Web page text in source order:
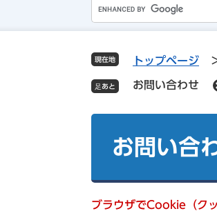
o
g
l
e
ス
索
現在地 トップページ
お問い合わせ
お問い合
ブラウザでCookie（ク